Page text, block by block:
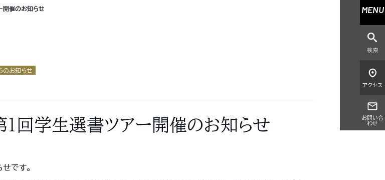
MENU
検索
アクセス
お問い合
わせ
開催のお知らせ
のお知らせ
１回学生選書ツアー開催のお知らせ
です。